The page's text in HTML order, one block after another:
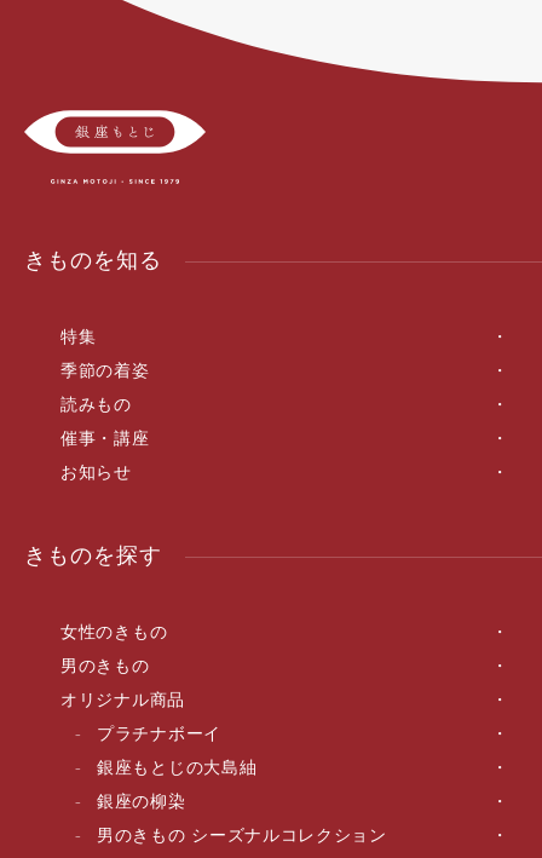
きものを知る
特集
季節の着姿
読みもの
催事・講座
お知らせ
きものを探す
女性のきもの
男のきもの
オリジナル商品
プラチナボーイ
銀座もとじの大島紬
銀座の柳染
男のきもの シーズナルコレクション